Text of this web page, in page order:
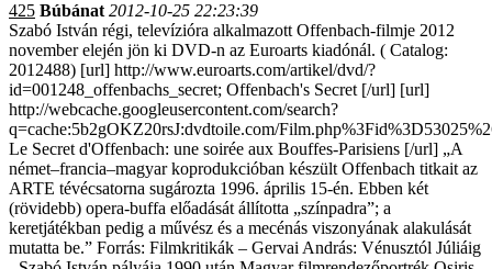
425 Búbánat 2012-10-25 22:23:39
Szabó István régi, televízióra alkalmazott Offenbach-filmje 2012
november elején jön ki DVD-n az Euroarts kiadónál. ( Catalog:
2012488) [url] http://www.euroarts.com/artikel/dvd/?
id=001248_offenbachs_secret; Offenbach's Secret [/url] [url]
http://webcache.googleusercontent.com/search?
q=cache:5b2gOKZ20rsJ:dvdtoile.com/
Le Secret d'Offenbach: une soirée aux Bouffes-Parisiens [/url] „A
német–francia–magyar koprodukcióban készült Offenbach titkait az
ARTE tévécsatorna sugározta 1996. április 15-én. Ebben két
(rövidebb) opera-buffa előadását állította „színpadra”; a
keretjátékban pedig a művész és a mecénás viszonyának alakulását
mutatta be.” Forrás: Filmkritikák – Gervai András: Vénusztól Júliáig